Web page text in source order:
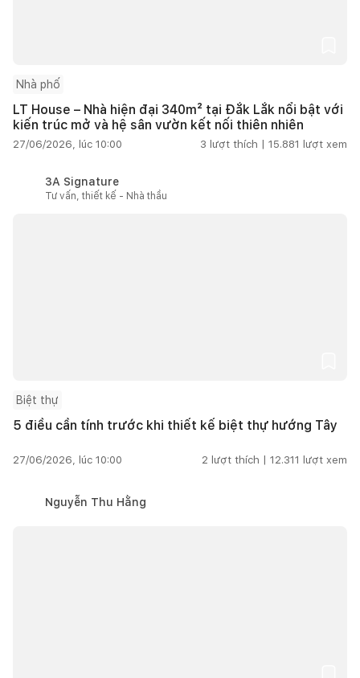
Nhà phố
LT House – Nhà hiện đại 340m² tại Đắk Lắk nổi bật với
kiến trúc mở và hệ sân vườn kết nối thiên nhiên
27/06/2026, lúc 10:00 3 lượt thích | 15.881 lượt xem
3A Signature
Tư vấn, thiết kế - Nhà thầu
Biệt thự
5 điều cần tính trước khi thiết kế biệt thự hướng Tây
27/06/2026, lúc 10:00 2 lượt thích | 12.311 lượt xem
Nguyễn Thu Hằng